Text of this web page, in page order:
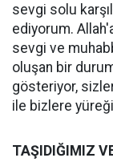
sevgi solu
ediyorum.
sevgi ve
oluşan bir
gösteriyor,
ile bizlere
TAŞIDIĞIMIZ